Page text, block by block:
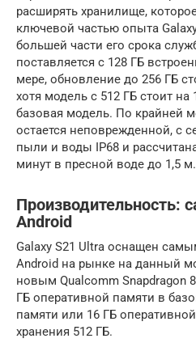
расширять хранилище,
ключевой частью опыта
большей части его срока
поставляется с 128 ГБ
мере, обновление до 256 ГБ
хотя модель с 512 ГБ стоит
базовая модель. По крайней
остается неповрежденной, с
пыли и воды IP68 и
минут в пресной воде до 1,5 м.
Производительность:
Android
Galaxy S21 Ultra оснащен
Android на рынке на данный
новым Qualcomm Snapdragon
ГБ оперативной памяти в
памяти или 16 ГБ
хранения 512 ГБ.